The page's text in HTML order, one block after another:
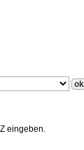
eingeben.